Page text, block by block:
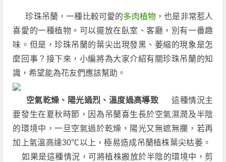
珍珠吊蘭，一種比較可愛的多肉植物 ，也是非常惹人
喜愛的一種植物。可以擺放在臥室、客廳，別有一番趣
味。但是，珍珠吊蘭的葉尖出現發黑、萎縮的現象是怎
麼回事？接下來，小編將為大家介紹有關珍珠吊蘭的知
識，希望能為花友們應該幫助。
空氣乾燥、陽光過烈、溫度過高導致 這種情況主
要發生在夏秋時節，因為吊蘭喜生長於空氣濕潤及半陰
的環境中，一旦空氣過於乾燥，陽光又無遮無攔，若再
加上氣溫高達30℃以上，極易造成吊蘭植株葉尖枯萎。
如果是這種情況，可將植株搬放於半陰的環境中，剪